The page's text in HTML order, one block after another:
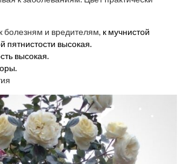
болезням и вредителям, к мучнистой
пятнистости высокая.
высокая.